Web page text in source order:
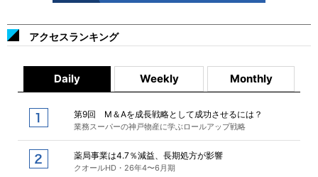
アクセスランキング
Daily Weekly Monthly
第9回 M＆Aを成長戦略として成功させるには？
業務スーパーの神戸物産に学ぶロールアップ戦略
薬局事業は4.7％減益、長期処方が影響
クオールHD・26年4〜6月期